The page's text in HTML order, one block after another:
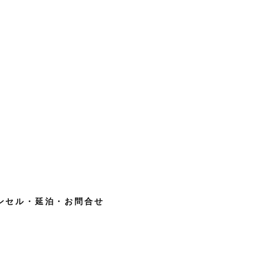
セル・延泊・お問合せ